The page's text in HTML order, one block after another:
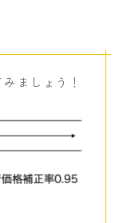
ましょう！